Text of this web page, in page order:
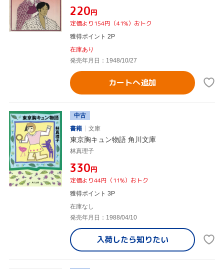
¥220円
定価より154円（41%）おトク
獲得ポイント 2P
在庫あり
発売年月日：1948/10/27
カートへ追加
中古
書籍
文庫
東京胸キュン物語 角川文庫
林真理子
¥330円
定価より44円（11%）おトク
獲得ポイント 3P
在庫なし
発売年月日：1988/04/10
入荷したら知りたい